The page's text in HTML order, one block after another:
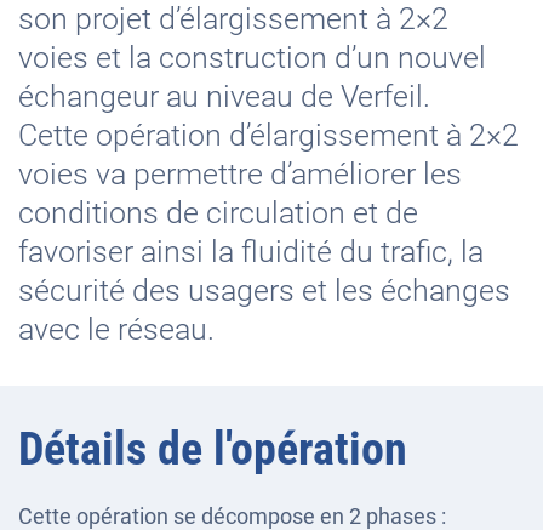
son projet d’élargissement à 2×2
voies et la construction d’un nouvel
échangeur au niveau de Verfeil.
Cette opération d’élargissement à 2×2
voies va permettre d’améliorer les
conditions de circulation et de
favoriser ainsi la fluidité du trafic, la
sécurité des usagers et les échanges
avec le réseau.
Détails de l'opération
Cette opération se décompose en 2 phases :